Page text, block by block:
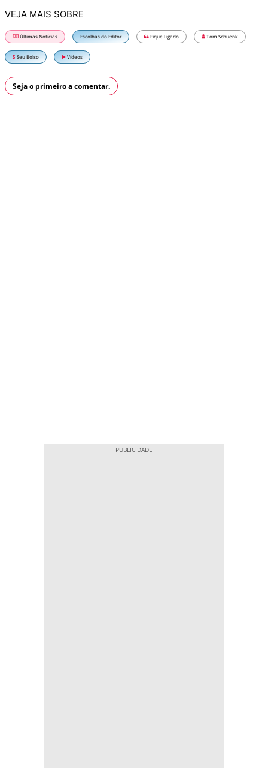
VEJA MAIS SOBRE
Últimas Notícias Escolhas do Editor Fique Ligado Tom Schuenk
Seu Bolso Vídeos
Seja o primeiro a comentar.